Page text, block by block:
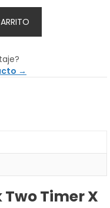
→
Timer X